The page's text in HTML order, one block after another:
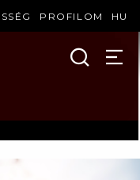
PROFILOM HU